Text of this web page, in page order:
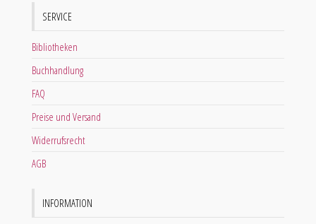
SERVICE
Bibliotheken
Buchhandlung
FAQ
Preise und Versand
Widerrufsrecht
AGB
INFORMATION